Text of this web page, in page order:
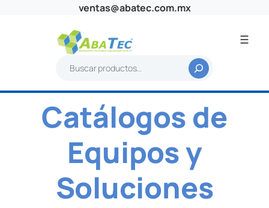
ventas@abatec.com.mx
s
c
a
Catálogos de
Equipos y
Soluciones